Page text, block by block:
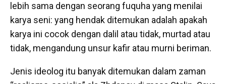
lebih sama dengan seorang fuquha yang menilai
karya seni: yang hendak ditemukan adalah apakah
karya ini cocok dengan dalil atau tidak, murtad atau
tidak, mengandung unsur kafir atau murni beriman.
Jenis ideolog itu banyak ditemukan dalam zaman